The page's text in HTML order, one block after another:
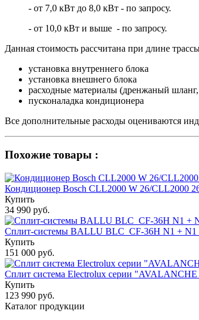
- от 7,0 кВт до 8,0 кВт - по запросу.
- от 10,0 кВт и выше - по запросу.
Данная стоимость рассчитана при длине
установка внутреннего блока
установка внешнего блока
расходные материалы (дренжаный
пусконаладка кондиционера
Все дополнительные расходы оцениваются
Похожие товары :
Кондиционер Bosch CLL2000 W 26/CLL2000
Купить
34 990 руб.
Сплит-системы BALLU BLC_CF-36H N1 +
Купить
151 000 руб.
Сплит система Electrolux серии
Купить
123 990 руб.
Каталог продукции